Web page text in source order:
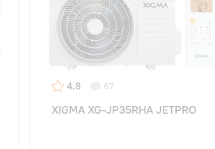
4.8 67
XIGMA XG-JP35RHA JETPRO